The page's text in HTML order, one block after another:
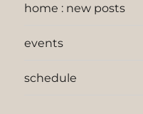
home : new posts
events
schedule